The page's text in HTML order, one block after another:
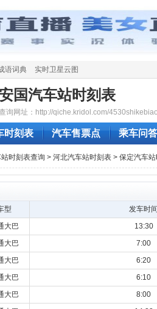
语词典 实时卫星云图
国汽车站时刻表
询网址：http://qiche.kridol.com/
时刻表 汽车售票点 乘车问答
时刻表查询 > 河北汽车站时刻表 > 保定汽车
型
发车时
大巴
13:30
大巴
7:00
大巴
6:20
大巴
6:10
大巴
8:00